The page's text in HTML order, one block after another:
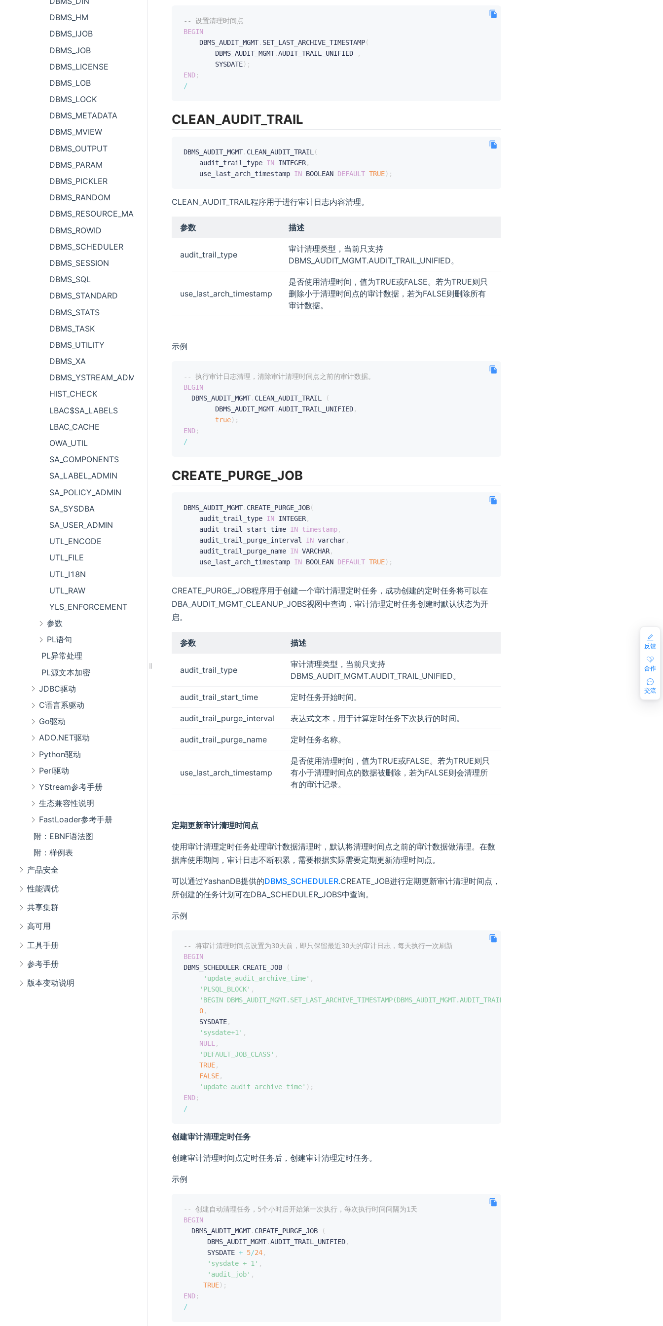
DBMS_HM
DBMS_IJOB
DBMS_JOB
DBMS_LICENSE
DBMS_LOB
DBMS_LOCK
DBMS_METADATA
DBMS_MVIEW
DBMS_OUTPUT
DBMS_PARAM
DBMS_PICKLER
DBMS_RANDOM
DBMS_RESOURCE_MANAGER
DBMS_ROWID
DBMS_SCHEDULER
DBMS_SESSION
DBMS_SQL
DBMS_STANDARD
DBMS_STATS
DBMS_TASK
DBMS_UTILITY
DBMS_XA
DBMS_YSTREAM_ADM
HIST_CHECK
LBAC$SA_LABELS
LBAC_CACHE
OWA_UTIL
SA_COMPONENTS
SA_LABEL_ADMIN
SA_POLICY_ADMIN
SA_SYSDBA
SA_USER_ADMIN
UTL_ENCODE
UTL_FILE
UTL_I18N
UTL_RAW
YLS_ENFORCEMENT
参数
PL语句
PL异常处理
PL源文本加密
JDBC驱动
C语言系驱动
Go驱动
ADO.NET驱动
Python驱动
Perl驱动
YStream参考手册
生态兼容性说明
FastLoader参考手册
附：EBNF语法图
附：样例表
产品安全
性能调优
共享集群
高可用
工具手册
参考手册
版本变动说明
-- 设置清理时间点
BEGIN
    DBMS_AUDIT_MGMT
. SET_LAST_ARCHIVE_TIMESTAMP(
        DBMS_AUDIT_MGMT
.AUDIT_TRAIL_UNIFIED
,
        SYSDATE
) ;
END;
/
CLEAN_AUDIT_TRAIL
DBMS_AUDIT_MGMT. CLEAN_AUDIT_TRAIL (
    audit_trail_type
IN INTEGER,
    use_last_arch_timestamp
IN BOOLEAN DEFAULT TRUE) ;
CLEAN_AUDIT_TRAIL程序用于进行审计日志内容清理。
参数 描述
audit_trail_type
审计清理类型，当前只支持
DBMS_AUDIT_MGMT.AUDIT_TRAIL_UNIFIED。
use_last_arch_timestamp
是否使用清理时间，值为TRUE或FALSE。若为TRUE则只
删除小于清理时间点的审计数据，若为FALSE则删除所有
审计数据。
示例
-- 执行审计日志清理，清除审计清理时间点之前的审计数据。
BEGIN
  DBMS_AUDIT_MGMT
. CLEAN_AUDIT_TRAIL
(
        DBMS_AUDIT_MGMT
.AUDIT_TRAIL_UNIFIED,
true) ;
END;
/
CREATE_PURGE_JOB
DBMS_AUDIT_MGMT. CREATE_PURGE_JOB(
    audit_trail_type
IN INTEGER,
    audit_trail_start_time
IN timestamp,
    audit_trail_purge_interval
IN varchar,
    audit_trail_purge_name
IN VARCHAR,
    use_last_arch_timestamp
IN BOOLEAN DEFAULT TRUE) ;
CREATE_PURGE_JOB程序用于创建一个审计清理定时任务，成功创建的定时任务将可以在
DBA_AUDIT_MGMT_CLEANUP_JOBS视图中查询，审计清理定时任务创建时默认状态为开
启。
参数 描述
audit_trail_type
审计清理类型，当前只支持
DBMS_AUDIT_MGMT.AUDIT_TRAIL_UNIFIED。
audit_trail_start_time 定时任务开始时间。
audit_trail_purge_interval 表达式文本，用于计算定时任务下次执行的时间。
audit_trail_purge_name 定时任务名称。
use_last_arch_timestamp
是否使用清理时间，值为TRUE或FALSE。若为TRUE则只
有小于清理时间点的数据被删除，若为FALSE则会清理所
有的审计记录。
定期更新审计清理时间点
使用审计清理定时任务处理审计数据清理时，默认将清理时间点之前的审计数据做清理。在数
据库使用期间，审计日志不断积累，需要根据实际需要定期更新清理时间点。
可以通过YashanDB提供的DBMS_SCHEDULER.CREATE_JOB进行定期更新审计清理时间点，
所创建的任务计划可在DBA_SCHEDULER_JOBS中查询。
示例
-- 将审计清理时间点设置为30天前，即只保留最近30天的审计日志，每天执行一次刷新
BEGIN
DBMS_SCHEDULER. CREATE_JOB
(
'update_audit_archive_time' ,
'PLSQL_BLOCK' ,
'BEGIN DBMS_AUDIT_MGMT.SET_LAST_ARCHIVE_TIMESTAMP(DBMS_AUDIT_MGMT.AUDIT_TRAIL_UNIFIED, sysdate-30);END;'
0,
    SYSDATE
,
'sysdate+1' ,
NULL ,
'DEFAULT_JOB_CLASS' ,
TRUE,
FALSE,
'update audit archive time' ) ;
END;
/
创建审计清理定时任务
创建审计清理时间点定时任务后，创建审计清理定时任务。
示例
-- 创建自动清理任务，5个小时后开始第一次执行，每次执行时间间隔为1天
BEGIN
  DBMS_AUDIT_MGMT
. CREATE_PURGE_JOB
(
      DBMS_AUDIT_MGMT
.AUDIT_TRAIL_UNIFIED,
      SYSDATE
+ 5/24,
'sysdate + 1' ,
'audit_job' ,
TRUE) ;
END;
/
反馈
合作
交流